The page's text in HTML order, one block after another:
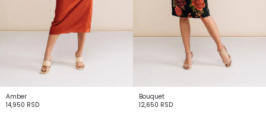
Amber
14,950 RSD
Bouquet
12,650 RSD